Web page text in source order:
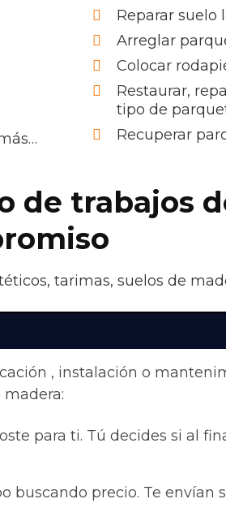
Reparar suelo
Arreglar
Colocar
Restaurar,
tipo de
Recuperar
de trabajos
tarimas, suelos de
, instalación o
para ti. Tú decides si al
buscando precio. Te envían